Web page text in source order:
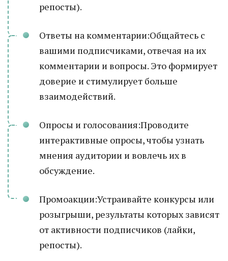
репосты).
Ответы на комментарии:Общайтесь с
вашими подписчиками, отвечая на их
комментарии и вопросы. Это формирует
доверие и стимулирует больше
взаимодействий.
Опросы и голосования:Проводите
интерактивные опросы, чтобы узнать
мнения аудитории и вовлечь их в
обсуждение.
Промоакции:Устраивайте конкурсы или
розыгрыши, результаты которых зависят
от активности подписчиков (лайки,
репосты).